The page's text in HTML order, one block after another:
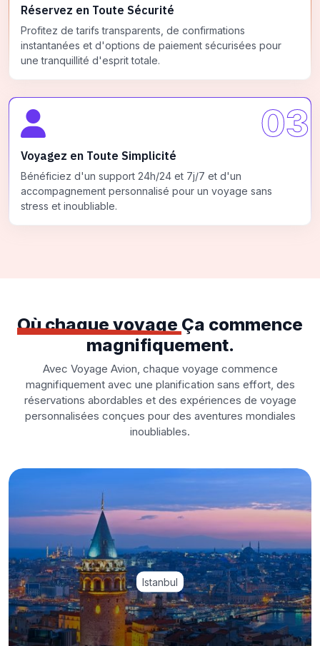
Réservez en Toute Sécurité
Profitez de tarifs transparents, de confirmations
instantanées et d'options de paiement sécurisées pour
une tranquillité d'esprit totale.
03
Voyagez en Toute Simplicité
Bénéficiez d'un support 24h/24 et 7j/7 et d'un
accompagnement personnalisé pour un voyage sans
stress et inoubliable.
Où chaque voyage Ça commence
magnifiquement.
Avec Voyage Avion, chaque voyage commence
magnifiquement avec une planification sans effort, des
réservations abordables et des expériences de voyage
personnalisées conçues pour des aventures mondiales
inoubliables.
Istanbul